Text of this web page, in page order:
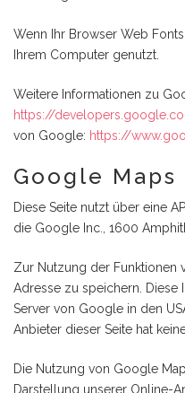
Wenn Ihr Browser Web
Ihrem Computer genutzt.
Weitere Informationen zu
https://
von Google: https://
Google Maps
Diese Seite nutzt über eine
die Google Inc., 1600
Zur Nutzung der Funktionen
Adresse zu speichern. Diese
Server von Google in den
Anbieter dieser Seite hat
Die Nutzung von Google
Darstellung unserer Online-